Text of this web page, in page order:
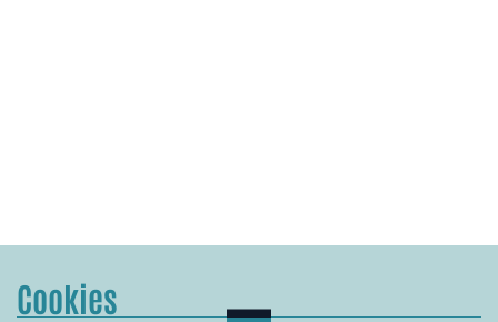
Cookies